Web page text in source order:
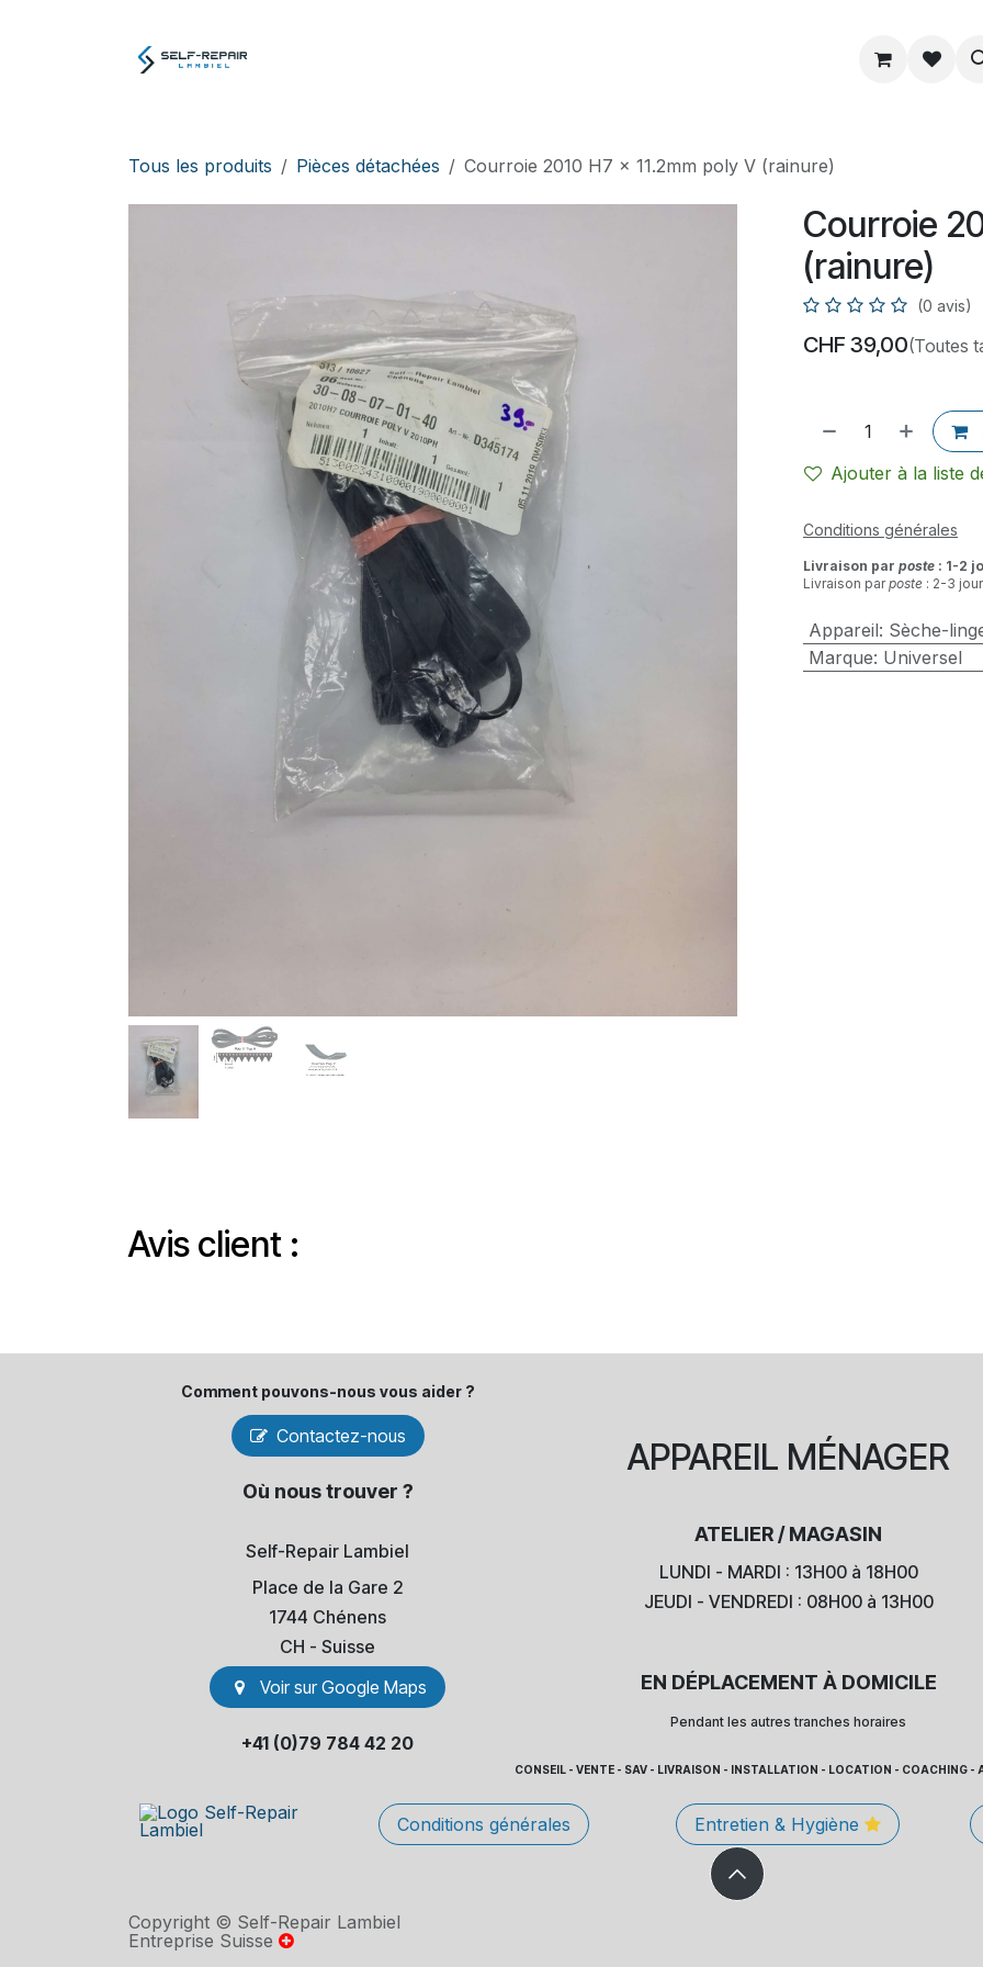
À propos
Tous les produits Pièces détachées Courroie 2010 H7 x 11.2mm poly V (rainure)
Courroie
(rainure)
(0 avis)
CHF 39,00(Toutes
Ajouter à la liste
Conditions générales
Livraison par poste : 1-2
Livraison parposte : 2-3
Appareil: Sèche-
Marque: Universel
Avis client :
Comment pouvons-​nous vous aider ?
Contactez-nous
Où nous trouver ?
Self-Repair Lambiel
Place de la Gare 2
1744 Chénens
​CH - Suisse
Voir sur Go​​ogle Maps
+41 (0)79 784 42 20
APPAREIL MÉNAGER
ATELIER / MAGASIN
LUNDI - MARDI : 13H00 à 18H00
JEUDI - VENDREDI : 08H00 à 13H00
EN DÉPLACEMENT À DOMICILE
Pendant les autres tranches horaires
CONSEIL - VENTE - SAV - LIVRAISON - INSTALLATION - LOCATION - COACHING -
Entretien & Hygiène
Conditions générales
Copyright © Self-Repair Lambiel
Entreprise Suisse